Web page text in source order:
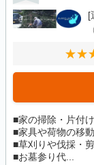
[
■家の掃除・片付け
■家具や荷物の移動
■草刈りや伐採・
■お墓参り代...